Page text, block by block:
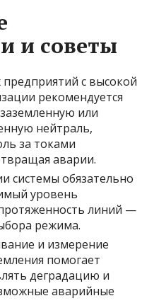
и советы
с высокой
рекомендуется
или
нейтраль,
за токами
аварии.
системы обязательно
уровень
линий —
режима.
и измерение
помогает
деградацию и
аварийные